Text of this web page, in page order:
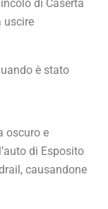
di Caserta
uscire
è stato
oscuro e
di Esposito
causandone